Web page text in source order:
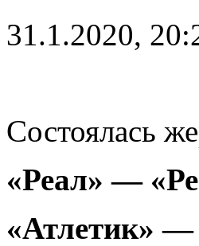
31.1.2020,
Состоялась
«Реал» —
«Атлетик» —